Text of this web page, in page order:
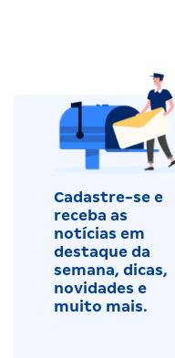
Cadastre-se e
receba as
notícias em
destaque da
semana, dicas,
novidades e
muito mais.